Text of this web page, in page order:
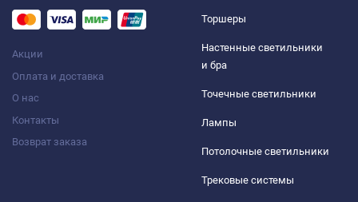
Акции
Оплата и доставка
О нас
Контакты
Возврат заказа
Торшеры
Настенные светильники
и бра
Точечные светильники
Лампы
Потолочные светильники
Трековые системы